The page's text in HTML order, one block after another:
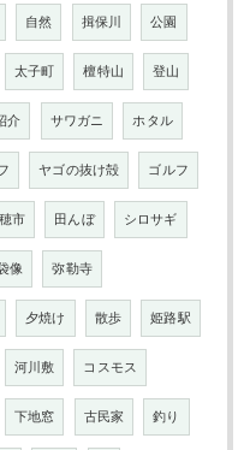
自然 揖保川 公園
太子町 檀特山 登山
介 サワガニ ホタル
ヤゴの抜け殻 ゴルフ
市 田んぼ シロサギ
像 弥勒寺
夕焼け 散歩 姫路駅
河川敷 コスモス
下地窓 古民家 釣り